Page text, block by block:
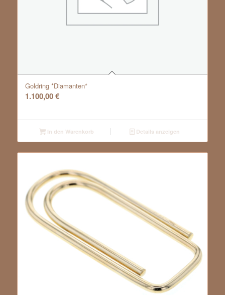
Goldring *Diamanten*
1.100,00€
In den Warenkorb Details anzeigen